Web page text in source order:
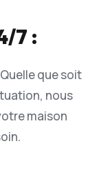
7 :
que soit
nous
maison